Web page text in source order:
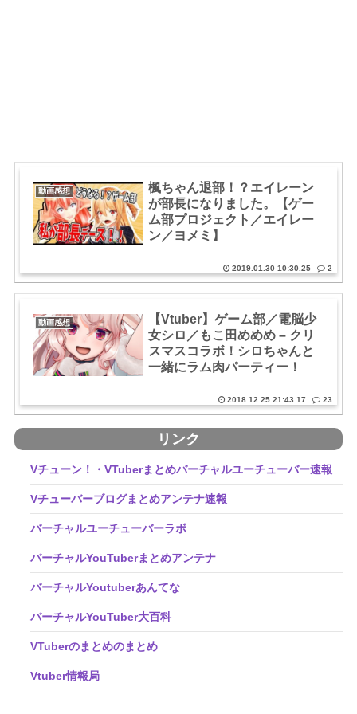
動画感想
楓ちゃん退部！？エイレーン
が部長になりました。【ゲー
ム部プロジェクト／エイレー
ン／ヨメミ】
2019.01.30 10:30.25 2
動画感想
【Vtuber】ゲーム部／電脳少
女シロ／もこ田めめめ – クリ
スマスコラボ！シロちゃんと
一緒にラム肉パーティー！
2018.12.25 21:43.17 23
リンク
Vチューン！・VTuberまとめバーチャルユーチューバー速報
Vチューバーブログまとめアンテナ速報
バーチャルユーチューバーラボ
バーチャルYouTuberまとめアンテナ
バーチャルYoutuberあんてな
バーチャルYouTuber大百科
VTuberのまとめのまとめ
Vtuber情報局